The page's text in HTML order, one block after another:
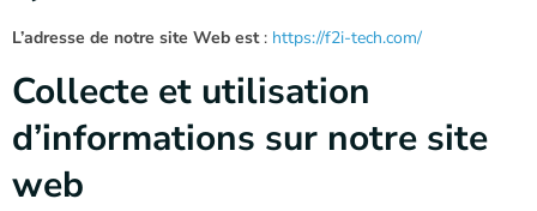
L’adresse de notre site Web est: https://f2i-tech.com/
Collecte et utilisation
d’informations sur notre site
web